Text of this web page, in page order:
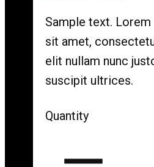
Sample text.
sit amet,
elit nullam nunc
suscipit ultrices.
Quantity